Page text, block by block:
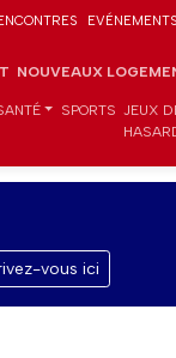
EVÉNEMENTS
NOUVEAUX
SPORTS JEUX
vous ici